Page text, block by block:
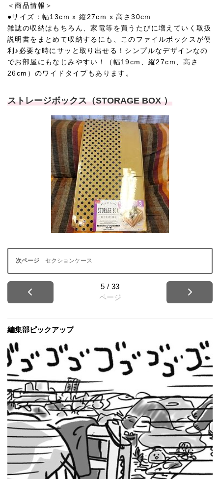
＜商品情報＞
●サイズ：幅13cm x 縦27cm x 高さ30cm
雑誌の収納はもちろん、家電等を買うたびに増えていく取扱
説明書をまとめて収納するにも、このファイルボックスが便
利♪必要な時にサッと取り出せる！シンプルなデザインなの
でお部屋にもなじみやすい！（幅19cm、縦27cm、高さ
26cm）のワイドタイプもあります。
ストレージボックス（STORAGE BOX ）
セクションケース
5 / 33
ページ
編集部ピックアップ